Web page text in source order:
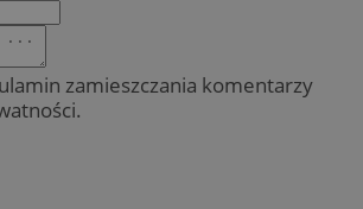
zamieszczania komentarzy